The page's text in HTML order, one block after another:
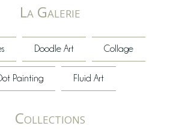
La Galerie
Doodle Art Collage
Painting Fluid Art
Collections